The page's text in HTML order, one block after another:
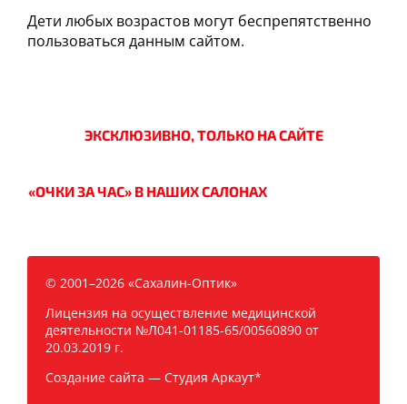
Дети любых возрастов могут беспрепятственно
пользоваться данным сайтом.
ЭКСКЛЮЗИВНО, ТОЛЬКО НА САЙТЕ
«ОЧКИ ЗА ЧАС» В НАШИХ САЛОНАХ
© 2001–2026 «Сахалин-Оптик»
Лицензия на осуществление медицинской
деятельности №Л041-01185-65/00560890 от
20.03.2019 г.
Создание сайта — Студия Аркаут*